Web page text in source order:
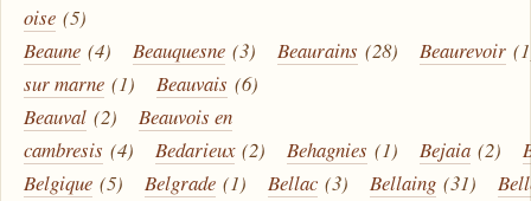
oise (5)
Beaune (4) Beauquesne (3) Beaurains (28) Beaurevoir
sur marne (1) Beauvais (6)
Beauval (2)
Beauvois en
cambresis (4) Bedarieux (2) Behagnies (1) Bejaia (2)
Belgique (5) Belgrade (1) Bellac (3) Bellaing (31)